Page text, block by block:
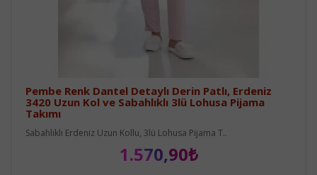
Pembe Renk Dantel Detaylı Derin Patlı, Erdeniz
3420 Uzun Kol ve Sabahlıklı 3lü Lohusa Pijama
Takımı
Sabahlıklı Erdeniz Uzun Kollu, 3lü Lohusa Pijama T..
1.570,90₺